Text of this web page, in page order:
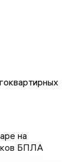
на
БПЛА